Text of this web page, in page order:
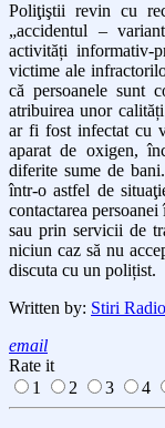
Poliţiştii revin cu r
„accidentul –
activități informativ-
victime ale
că persoanele sunt
atribuirea unor
ar fi fost infectat cu
aparat de oxigen,
diferite sume de
într-o astfel de
contactarea
sau prin servicii de
niciun caz să nu
discuta cu un polițist.
Written by: Stiri
email
Rate it
1
2 3 4